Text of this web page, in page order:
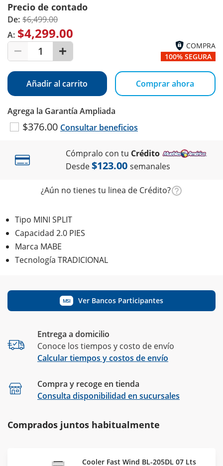
Precio de contado
De: $6,499.00
A: $4,299.00
1
COMPRA
100% SEGURA
Añadir al carrito Comprar ahora
Agrega la Garantía Ampliada
$376.00 Consultar beneficios
Cómpralo con tu Crédito
Desde$123.00 semanales
¿Aún no tienes tu linea de Crédito?
Tipo MINI SPLIT
Capacidad 2.0 PIES
Marca MABE
Tecnología TRADICIONAL
MSI Ver Bancos Participantes
Entrega a domicilio
Conoce los tiempos y costo de envío
Calcular tiempos y costos de envío
Compra y recoge en tienda
Consulta disponibilidad en sucursales
Comprados juntos habitualmente
Cooler Fast Wind BL-205DL 07 Lts